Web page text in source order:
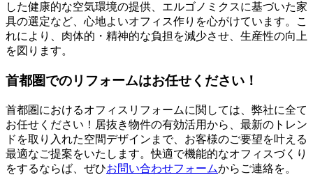
した健康的な空気環境の提供、エルゴノミクスに基づいた家
具の選定など、心地よいオフィス作りを心がけています。こ
れにより、肉体的・精神的な負担を減少させ、生産性の向上
を図ります。
首都圏でのリフォームはお任せください！
首都圏におけるオフィスリフォームに関しては、弊社に全て
お任せください！居抜き物件の有効活用から、最新のトレン
ドを取り入れた空間デザインまで、お客様のご要望を叶える
最適なご提案をいたします。快適で機能的なオフィスづくり
をするならば、ぜひお問い合わせフォームからご連絡を。